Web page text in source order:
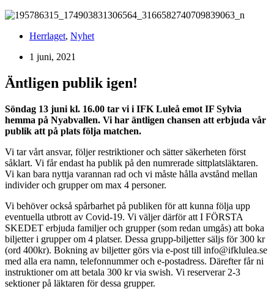
Herrlaget, Nyhet
1 juni, 2021
Äntligen publik igen!
Söndag 13 juni kl. 16.00 tar vi i IFK Luleå emot IF Sylvia
hemma på Nyabvallen. Vi har äntligen chansen att erbjuda vår
publik att på plats följa matchen.
Vi tar vårt ansvar, följer restriktioner och sätter säkerheten först
såklart. Vi får endast ha publik på den numrerade sittplatsläktaren.
Vi kan bara nyttja varannan rad och vi måste hålla avstånd mellan
individer och grupper om max 4 personer.
Vi behöver också spårbarhet på publiken för att kunna följa upp
eventuella utbrott av Covid-19. Vi väljer därför att I FÖRSTA
SKEDET erbjuda familjer och grupper (som redan umgås) att boka
biljetter i grupper om 4 platser. Dessa grupp-biljetter säljs för 300 kr
(ord 400kr). Bokning av biljetter görs via e-post till info@ifklulea.se
med alla era namn, telefonnummer och e-postadress. Därefter får ni
instruktioner om att betala 300 kr via swish. Vi reserverar 2-3
sektioner på läktaren för dessa grupper.